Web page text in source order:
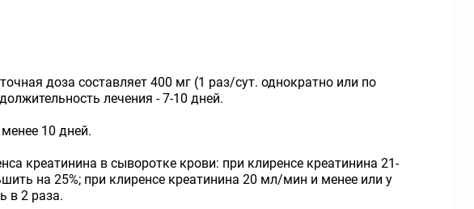
доза составляет 400 мг (1 раз/сут. однократно или по
лечения - 7-10 дней.
10 дней.
креатинина в сыворотке крови: при клиренсе креатинина 21-
на 25%; при клиренсе креатинина 20 мл/мин и менее или у
в 2 раза.